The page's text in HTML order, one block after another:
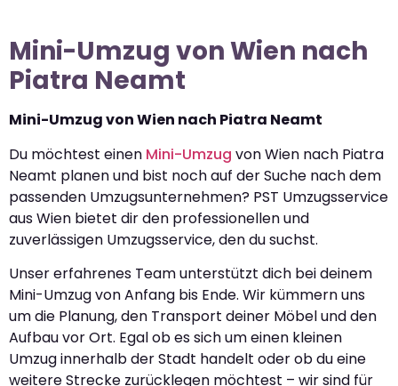
Mini-Umzug von Wien nach
Piatra Neamt
Mini-Umzug von Wien nach Piatra Neamt
Du möchtest einen Mini-Umzug von Wien nach Piatra
Neamt planen und bist noch auf der Suche nach dem
passenden Umzugsunternehmen? PST Umzugsservice
aus Wien bietet dir den professionellen und
zuverlässigen Umzugsservice, den du suchst.
Unser erfahrenes Team unterstützt dich bei deinem
Mini-Umzug von Anfang bis Ende. Wir kümmern uns
um die Planung, den Transport deiner Möbel und den
Aufbau vor Ort. Egal ob es sich um einen kleinen
Umzug innerhalb der Stadt handelt oder ob du eine
weitere Strecke zurücklegen möchtest – wir sind für